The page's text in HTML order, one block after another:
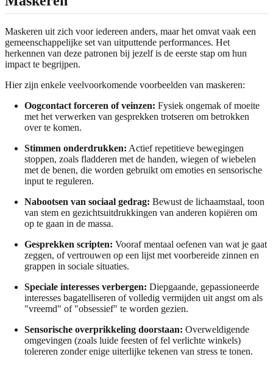
Maskeren uit zich voor iedereen anders, maar het omvat vaak een
gemeenschappelijke set van uitputtende performances. Het
herkennen van deze patronen bij jezelf is de eerste stap om hun
impact te begrijpen.
Hier zijn enkele veelvoorkomende voorbeelden van maskeren:
Oogcontact forceren of veinzen: Fysiek ongemak of moeite
met het verwerken van gesprekken trotseren om betrokken
over te komen.
Stimmen onderdrukken: Actief repetitieve bewegingen
stoppen, zoals fladderen met de handen, wiegen of wiebelen
met de benen, die worden gebruikt om emoties en sensorische
input te reguleren.
Nabootsen van sociaal gedrag: Bewust de lichaamstaal, toon
van stem en gezichtsuitdrukkingen van anderen kopiëren om
op te gaan in de massa.
Gesprekken scripten: Vooraf mentaal oefenen van wat je gaat
zeggen, of vertrouwen op een lijst met voorbereide zinnen en
grappen in sociale situaties.
Speciale interesses verbergen: Diepgaande, gepassioneerde
interesses bagatelliseren of volledig vermijden uit angst om als
"vreemd" of "obsessief" te worden gezien.
Sensorische overprikkeling doorstaan: Overweldigende
omgevingen (zoals luide feesten of fel verlichte winkels)
tolereren zonder enige uiterlijke tekenen van stress te tonen.